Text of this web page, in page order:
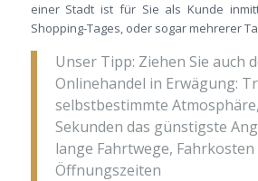
einer Stadt ist für Sie als Kunde
Shopping-Tages, oder sogar mehrerer
Unser Tipp: Ziehen Sie auch
Onlinehandel in Erwägung:
selbstbestimmte
Sekunden das günstigste
lange Fahrtwege,
Öffnungszeiten